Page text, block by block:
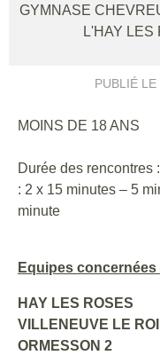
GYMNASE
L'HAY LES
PUBLIÉ LE
MOINS DE 18 ANS
Durée des rencontres :
: 2 x 15 minutes – 5
minute
Equipes concernées
HAY LES ROSES
VILLENEUVE LE ROI
ORMESSON 2